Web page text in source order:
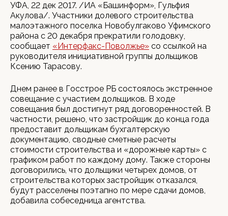
УФА, 22 дек 2017. /ИА «Башинформ», Гульфия
Акулова/. Участники долевого строительства
малоэтажного поселка Новобулгаково Уфимского
района с 20 декабря прекратили голодовку,
сообщает «Интерфакс-Поволжье» со ссылкой на
руководителя инициативной группы дольщиков
Ксению Тарасову.
Днем ранее в Госстрое РБ состоялось экстренное
совещание с участием дольщиков. В ходе
совещания был достигнут ряд договоренностей. В
частности, решено, что застройщик до конца года
предоставит дольщикам бухгалтерскую
документацию, сводные сметные расчеты
стоимости строительства и «дорожные карты» с
графиком работ по каждому дому. Также стороны
договорились, что дольщики четырех домов, от
строительства которых застройщик отказался,
будут расселены поэтапно по мере сдачи домов,
добавила собеседница агентства.